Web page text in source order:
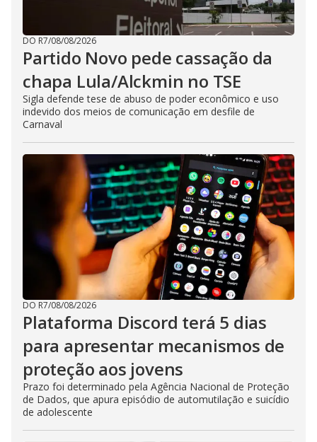
DO R7/08/08/2026
Partido Novo pede cassação da
chapa Lula/Alckmin no TSE
Sigla defende tese de abuso de poder econômico e uso
indevido dos meios de comunicação em desfile de
Carnaval
DO R7/08/08/2026
Plataforma Discord terá 5 dias
para apresentar mecanismos de
proteção aos jovens
Prazo foi determinado pela Agência Nacional de Proteção
de Dados, que apura episódio de automutilação e suicídio
de adolescente